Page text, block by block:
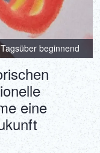
Tagsüber beginnend
eine